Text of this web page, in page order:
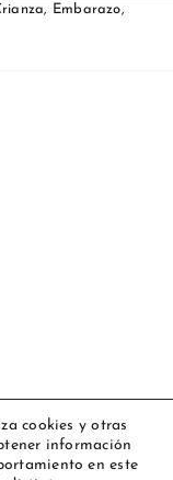
, Embarazo,
Política de cookies
cookies y otras
información
en este